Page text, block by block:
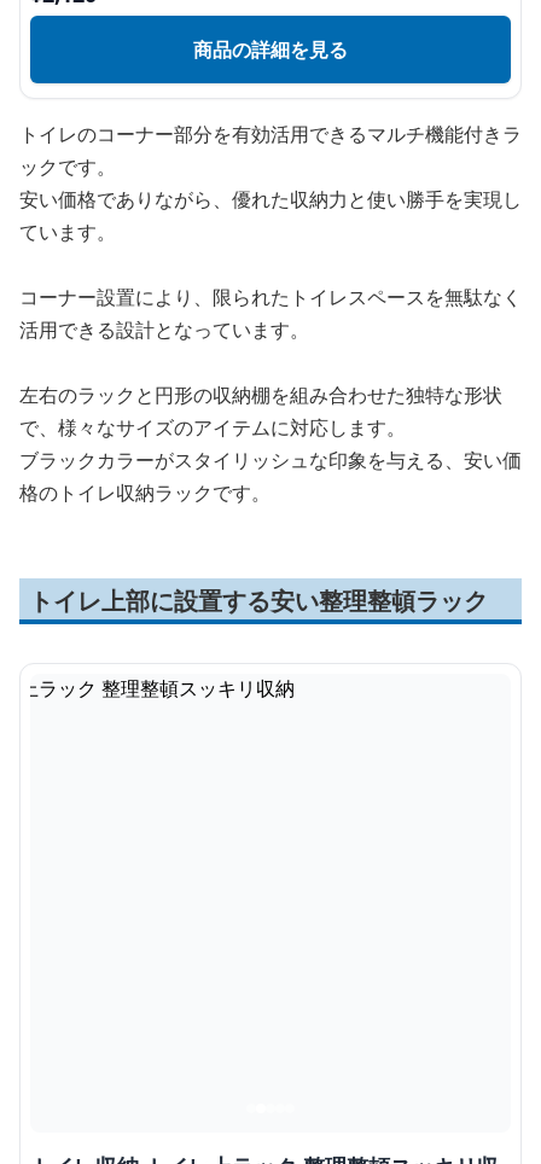
商品の詳細を見る
トイレのコーナー部分を有効活用できるマルチ機能付きラ
ックです。
安い価格でありながら、優れた収納力と使い勝手を実現し
ています。
コーナー設置により、限られたトイレスペースを無駄なく
活用できる設計となっています。
左右のラックと円形の収納棚を組み合わせた独特な形状
で、様々なサイズのアイテムに対応します。
ブラックカラーがスタイリッシュな印象を与える、安い価
格のトイレ収納ラックです。
トイレ上部に設置する安い整理整頓ラック